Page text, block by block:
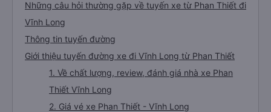
Những câu hỏi thường gặp về tuyến xe từ Phan Thiết đi
Vĩnh Long
Thông tin tuyến đường
Giới thiệu tuyến đường xe đi Vĩnh Long từ Phan Thiết
1. Về chất lượng, review, đánh giá nhà xe Phan
Thiết Vĩnh Long
2. Giá vé xe Phan Thiết - Vĩnh Long